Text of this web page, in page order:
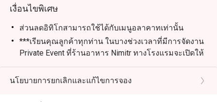
เงื่อนไขพิเศษ
ส่วนลดอิทิโกสามารถใช้ได้กับเมนูอลาคาทเท่านั้น
***เรียนคุณลูกค้าทุกท่าน ในบางช่วงเวลาที่มีการจัดงาน
Private Event ที่ร้านอาหาร Nimitr ทางโรงแรมจะเปิดให้
บริการที่บ้านบอร์เนียวคลับ (ชั้น 26) แทน ทางเราขออภัย
ในความไม่สะดวกและหวังว่าจะได้ต้อนรับทุกท่าน
นโยบายการยกเลิกและแก้ไขการจอง